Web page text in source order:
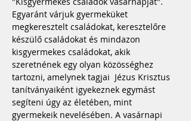
Egyaránt várjuk gyermeküket
megkeresztelt családokat, keresztelőre
készülő családokat és mindazon
kisgyermekes családokat, akik
szeretnének egy olyan közösséghez
tartozni, amelynek tagjai  Jézus Krisztus
tanítványaiként igyekeznek egymást
segíteni úgy az életében, mint
gyermekeik nevelésében. A vasárnapi